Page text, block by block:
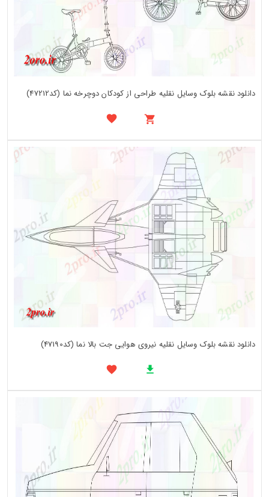
دانلود نقشه بلوک وسایل نقلیه طراحی از کودکان دوچرخه نما (کد47212)
دانلود نقشه بلوک وسایل نقلیه نیروی هوایی جت بالا نما (کد47190)